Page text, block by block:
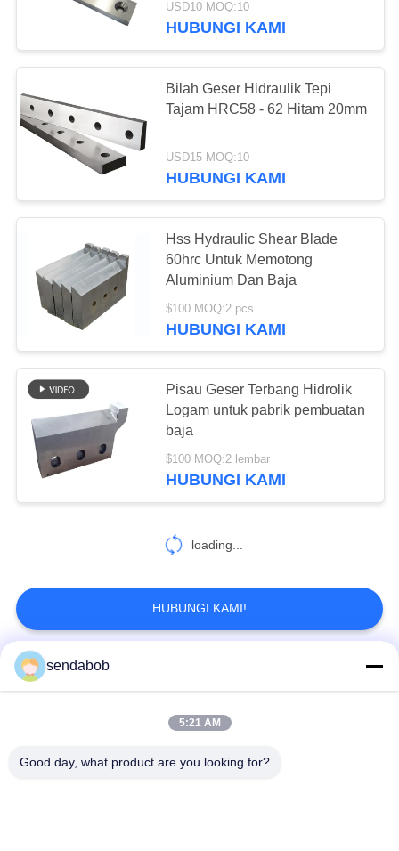
USD10 MOQ:10
HUBUNGI KAMI
Bilah Geser Hidraulik Tepi
Tajam HRC58 - 62 Hitam 20mm
USD15 MOQ:10
HUBUNGI KAMI
Hss Hydraulic Shear Blade
60hrc Untuk Memotong
Aluminium Dan Baja
$100 MOQ:2 pcs
HUBUNGI KAMI
Pisau Geser Terbang Hidrolik
Logam untuk pabrik pembuatan
baja
$100 MOQ:2 lembar
HUBUNGI KAMI
loading...
HUBUNGI KAMI!
Bad Request
sendabob
5:21 AM
Good day, what product are you looking for?